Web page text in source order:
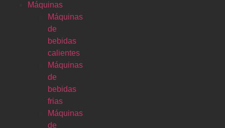
Máquinas
Máquinas
de
bebidas
calientes
Máquinas
de
bebidas
frias
Máquinas
de